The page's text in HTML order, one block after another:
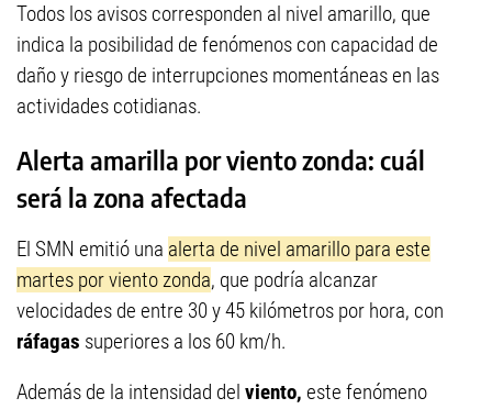
Todos los avisos corresponden al nivel amarillo, que
indica la posibilidad de fenómenos con capacidad de
daño y riesgo de interrupciones momentáneas en las
actividades cotidianas.
Alerta amarilla por viento zonda: cuál
será la zona afectada
El SMN emitió una alerta de nivel amarillo para este
martes por viento zonda, que podría alcanzar
velocidades de entre 30 y 45 kilómetros por hora, con
ráfagas superiores a los 60 km/h.
Además de la intensidad del viento, este fenómeno